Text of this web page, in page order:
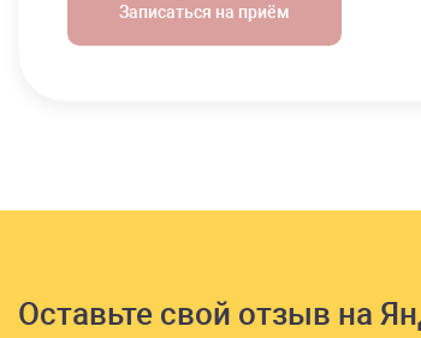
Оставьте свой отзыв на